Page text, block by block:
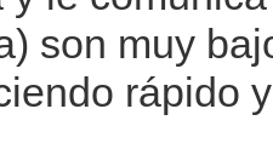
son muy
rápido